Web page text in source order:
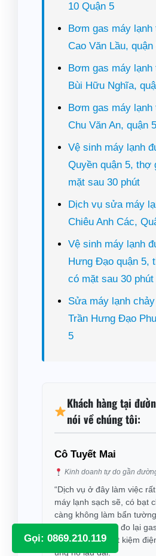
Gọi: 0869.210.119
10 Quận 5
Bơm gas máy
Cao Văn Lầu, quận
Bơm gas máy
Bùi Hữu Nghĩa,
Bơm gas máy
Chu Văn An, quận 5
Vệ sinh máy lạnh
Quyền quận 5, thợ
mặt sau 30 phút
Dịch vụ sửa máy
Chiêu Anh Các,
Vệ sinh máy lạnh
Hưng Đạo quận 5,
có mặt sau 30 phút
Sửa máy lạnh
Trần Hưng Đạo
5
Khách hàng tại
nói về chúng tôi:
Cô Tuyết Mai
Kinh doanh tự do gần
“Dịch vụ ở đây làm việc
máy lạnh sạch sẽ, có bạt
càng không làm bẩn
khi làm xong còn đo lại
cách sử dụng tiết kiệm
ủng hộ lâu dài.”